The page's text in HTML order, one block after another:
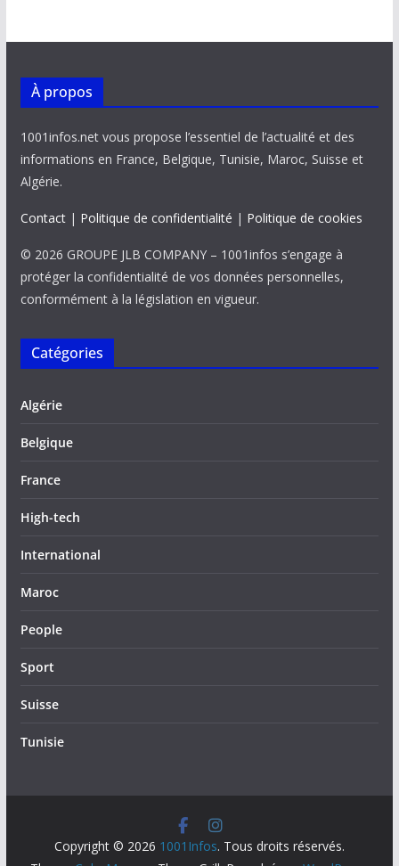
À propos
1001infos.net vous propose l’essentiel de l’actualité et des
informations en France, Belgique, Tunisie, Maroc, Suisse et
Algérie.
Contact| Politique de confidentialité | Politique de cookies
© 2026 GROUPE JLB COMPANY – 1001infos s’engage à
protéger la confidentialité de vos données personnelles,
conformément à la législation en vigueur.
Catégories
Algérie
Belgique
France
High-tech
International
Maroc
People
Sport
Suisse
Tunisie
Copyright © 2026 1001Infos. Tous droits réservés.